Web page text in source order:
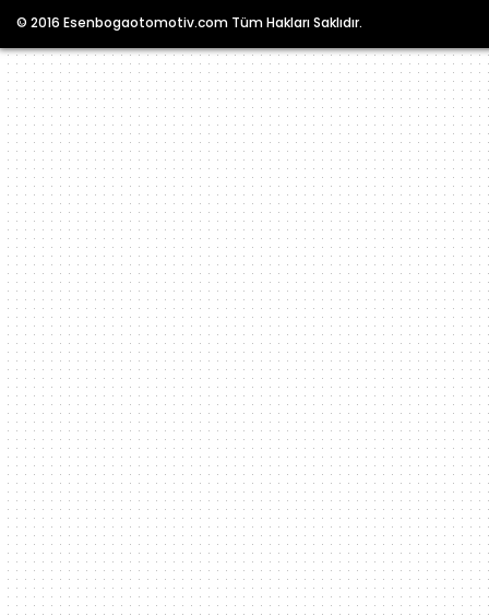
© 2016 Esenbogaotomotiv.com Tüm Hakları Saklıdır.